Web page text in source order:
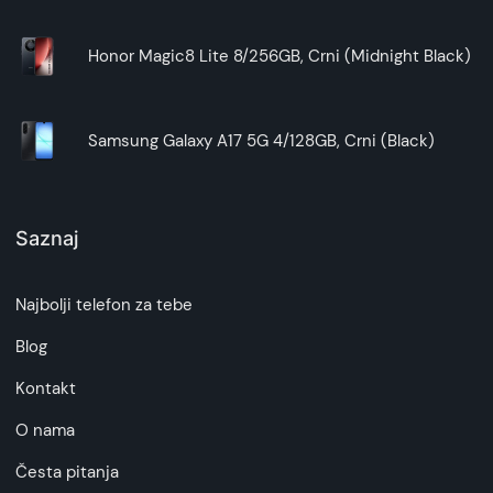
Honor Magic8 Lite 8/256GB, Crni (Midnight Black)
Samsung Galaxy A17 5G 4/128GB, Crni (Black)
Saznaj
Najbolji telefon za tebe
Blog
Kontakt
O nama
Česta pitanja